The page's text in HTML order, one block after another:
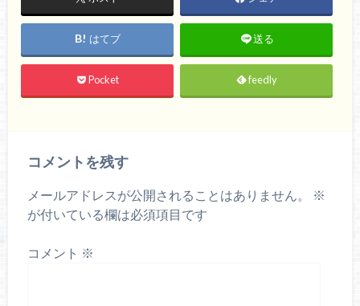
はてブ 送る
Pocket feedly
コメントを残す
メールアドレスが公開されることはありません。
※
が付いている欄は必須項目です
コメント ※